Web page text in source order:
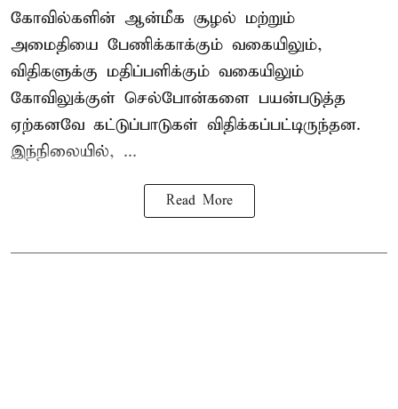
கோவில்களின் ஆன்மீக சூழல் மற்றும்
அமைதியை பேணிக்காக்கும் வகையிலும்,
விதிகளுக்கு மதிப்பளிக்கும் வகையிலும்
கோவிலுக்குள் செல்போன்களை பயன்படுத்த
ஏற்கனவே கட்டுப்பாடுகள் விதிக்கப்பட்டிருந்தன.
இந்நிலையில், ...
Read More